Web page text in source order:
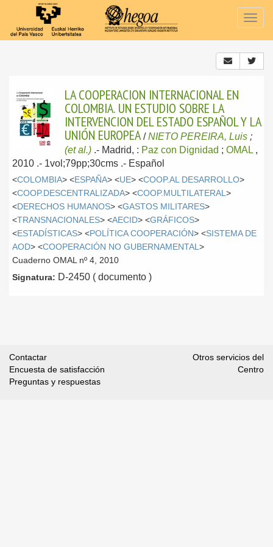
LA COOPERACION INTERNACIONAL EN
COLOMBIA. UN ESTUDIO SOBRE LA
INTERVENCION DEL ESTADO ESPAÑOL Y LA
UNIÓN EUROPEA /NIETO PEREIRA, Luis ;
(et al.) .- Madrid, : Paz con Dignidad ; OMAL ,
2010 .- 1vol;79pp;30cms .- Español
<COLOMBIA> <ESPAÑA> <UE> <COOP.AL DESARROLLO>
<COOP.DESCENTRALIZADA> <COOP.MULTILATERAL >
<DERECHOS HUMANOS> <GASTOS MILITARES>
<TRANSNACIONALES> <AECID> <GRÁFICOS>
<ESTADÍSTICAS> <POLÍTICA COOPERACIÓN> <SISTEMA DE
AOD> <COOPERACIÓN NO GUBERNAMENTAL >
Cuaderno OMAL nº 4, 2010
Signatura: D-2450 ( documento )
Contactar
Encuesta de satisfacción
Preguntas y respuestas
Otros servicios del
Centro